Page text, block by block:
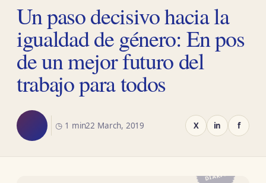
Un paso decisivo hacia la
igualdad de género: En pos
de un mejor futuro del
trabajo para todos
◷ 1 min22 March, 2019 X in f
DIARIO